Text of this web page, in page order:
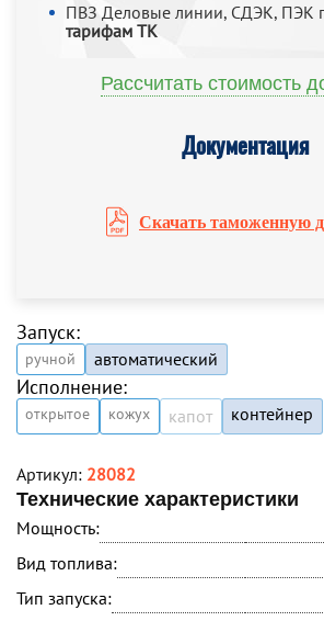
ПВЗ Деловые линии, СДЭК, ПЭК
тарифам ТК
Рассчитать стоимость
Документация
Скачать таможенную
Запуск:
ручной автоматический
Исполнение:
открытое кожух капот контейнер
Артикул: 28082
Технические характеристики
Мощность:
Вид топлива:
Тип запуска: